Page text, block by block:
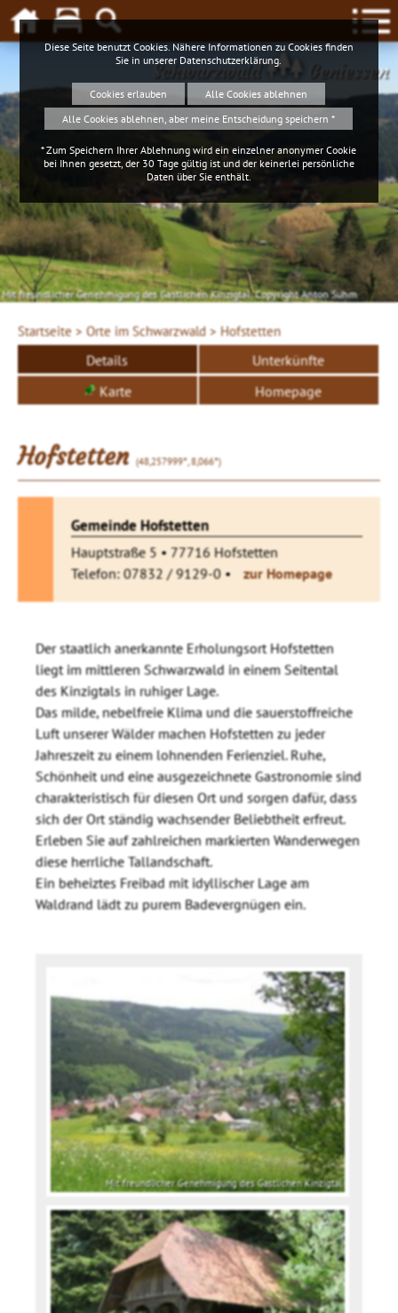
Schwarzwald Geniessen
Mit freundlicher Genehmigung des Gastlichen Kinzigtal, Copyright Anton Suhm
Startseite > Orte im Schwarzwald > Hofstetten
Details
Unterkünfte
Karte
Homepage
Hofstetten(48,257999°, 8,066°)
Gemeinde Hofstetten
Hauptstraße 5 • 77716 Hofstetten
Telefon: 07832 / 9129-0 •
zur Homepage
Der staatlich anerkannte Erholungsort Hofstetten
liegt im mittleren Schwarzwald in einem Seitental
des Kinzigtals in ruhiger Lage.
Das milde, nebelfreie Klima und die sauerstoffreiche
Luft unserer Wälder machen Hofstetten zu jeder
Jahreszeit zu einem lohnenden Ferienziel. Ruhe,
Schönheit und eine ausgezeichnete Gastronomie sind
charakteristisch für diesen Ort und sorgen dafür, dass
sich der Ort ständig wachsender Beliebtheit erfreut.
Erleben Sie auf zahlreichen markierten Wanderwegen
diese herrliche Tallandschaft.
Ein beheiztes Freibad mit idyllischer Lage am
Waldrand lädt zu purem Badevergnügen ein.
Mit freundlicher Genehmigung des Gastlichen Kinzigtal
Diese Seite benutzt Cookies. Nähere Informationen zu Cookies finden
Sie in unserer Datenschutzerklärung
Cookies erlauben
Alle Cookies ablehnen
Alle Cookies ablehnen, aber meine Entscheidung speichern *
* Zum Speichern Ihrer Ablehnung wird ein einzelner anonymer Cookie
bei Ihnen gesetzt, der 30 Tage gültig ist und der keinerlei persönliche
Daten über Sie enthält.